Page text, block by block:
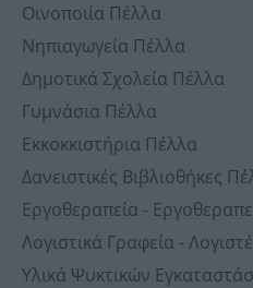
Οινοποιία Πέλλα
Νηπιαγωγεία Πέλλα
Δημοτικά Σχολεία Πέλλα
Γυμνάσια Πέλλα
Εκκοκκιστήρια Πέλλα
Δανειστικές Βιβλιοθήκες
Εργοθεραπεία -
Λογιστικά Γραφεία -
Υλικά Ψυκτικών